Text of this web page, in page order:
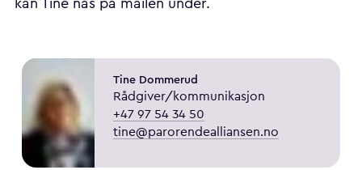
Tine Dommerud
Rådgiver/kommunikasjon
+47 97 54 34 50
tine@parorendealliansen.no